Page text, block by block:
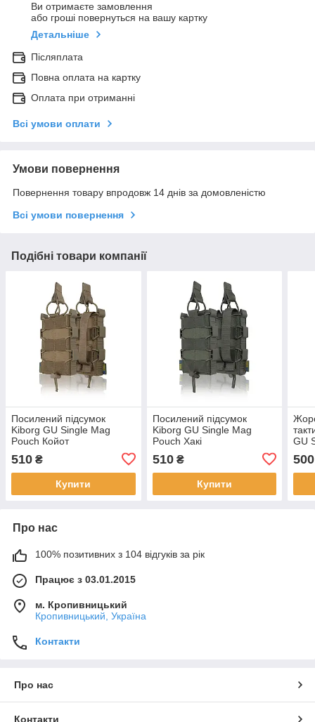
Ви отримаєте замовлення
або гроші повернуться на вашу картку
Детальніше
Післяплата
Повна оплата на картку
Оплата при отриманні
Всі умови оплати
Умови повернення
Повернення товару впродовж 14 днів за домовленістю
Всі умови повернення
Подібні товари компанії
Посилений підсумок
Kiborg GU Single Mag
Pouch Койот
510 ₴
Купити
Посилений підсумок
Kiborg GU Single Mag
Pouch Хакі
510₴
Купити
GU
500
Про нас
100% позитивних з 104 відгуків за рік
Працює з 03.01.2015
м. Кропивницький
Кропивницький, Україна
Контакти
Про нас
Контакти